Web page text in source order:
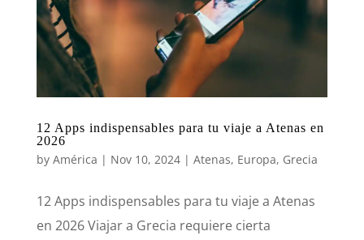
12 Apps indispensables para tu viaje a Atenas en
2026
by América | Nov 10, 2024| Atenas, Europa, Grecia
12 Apps indispensables para tu viaje a Atenas
en 2026 Viajar a Grecia requiere cierta